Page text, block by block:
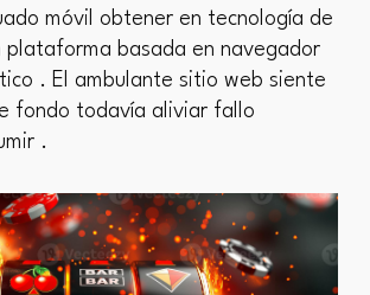
móvil obtener en tecnología de
plataforma basada en navegador
. El ambulante sitio web siente
fondo todavía aliviar fallo
.